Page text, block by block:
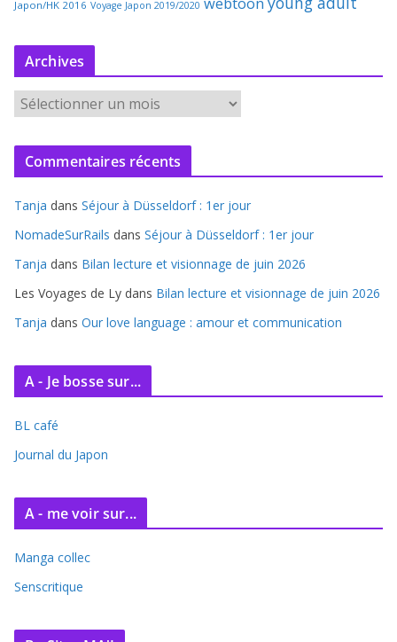
Japon/HK 2016 Voyage Japon 2019/2020
Archives
r
c
v
e
Commentaires récents
Tanja dans Séjour à Düsseldorf : 1er jour
NomadeSurRails dans Séjour à Düsseldorf : 1er jour
Tanja dans Bilan lecture et visionnage de juin 2026
Les Voyages de Ly dans Bilan lecture et visionnage de juin 2026
Tanja dans Our love language : amour et communication
A - Je bosse sur...
BL café
Journal du Japon
A - me voir sur...
Manga collec
Senscritique